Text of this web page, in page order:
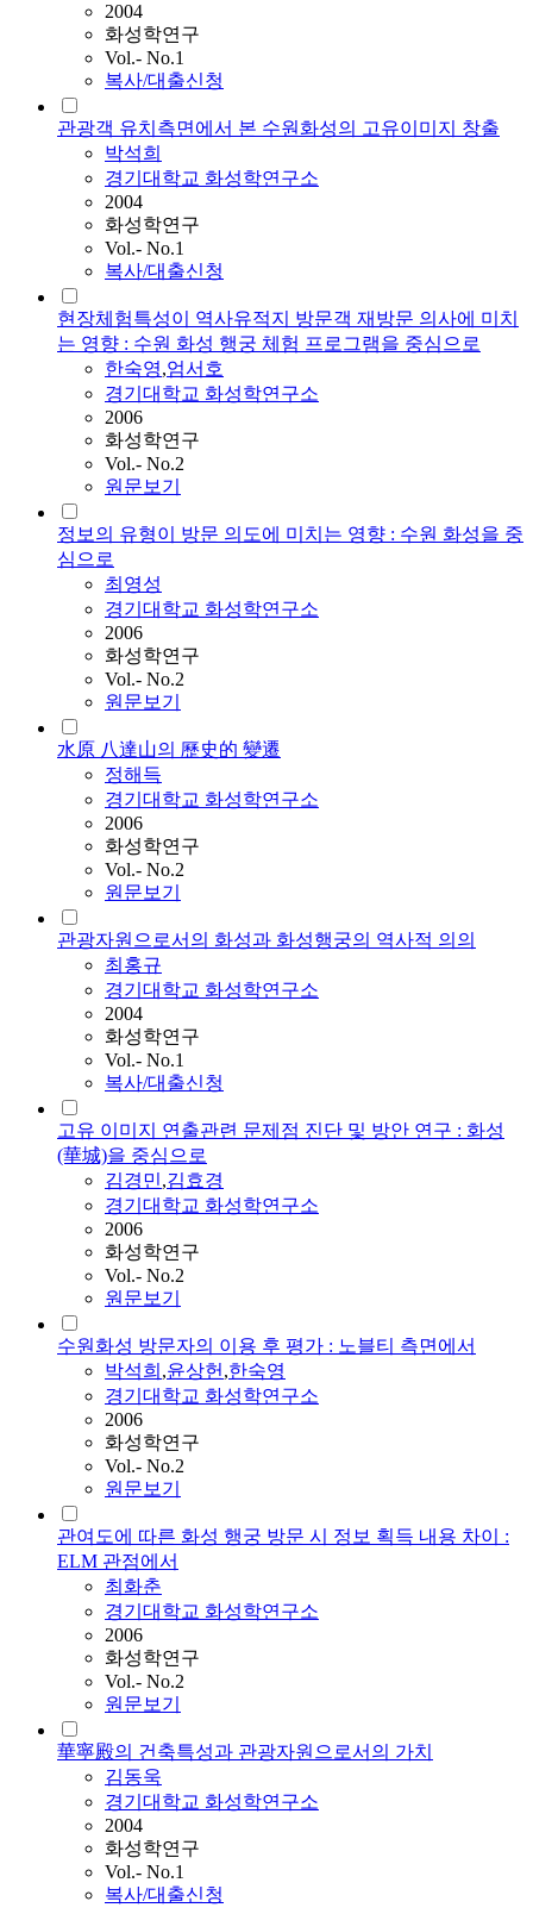
2004
화성학연구
Vol.- No.1
복사/대출신청
관광객 유치측면에서 본 수원화성의 고유이미지 창출
박석희
경기대학교 화성학연구소
2004
화성학연구
Vol.- No.1
복사/대출신청
현장체험특성이 역사유적지 방문객 재방문 의사에 미치
는 영향 : 수원 화성 행궁 체험 프로그램을 중심으로
한숙영,엄서호
경기대학교 화성학연구소
2006
화성학연구
Vol.- No.2
원문보기
정보의 유형이 방문 의도에 미치는 영향 : 수원 화성을 중
심으로
최영성
경기대학교 화성학연구소
2006
화성학연구
Vol.- No.2
원문보기
水原 八達山의 歷史的 變遷
정해득
경기대학교 화성학연구소
2006
화성학연구
Vol.- No.2
원문보기
관광자원으로서의 화성과 화성행궁의 역사적 의의
최홍규
경기대학교 화성학연구소
2004
화성학연구
Vol.- No.1
복사/대출신청
고유 이미지 연출관련 문제점 진단 및 방안 연구 : 화성
(華城)을 중심으로
김경민,김효경
경기대학교 화성학연구소
2006
화성학연구
Vol.- No.2
원문보기
수원화성 방문자의 이용 후 평가 : 노블티 측면에서
박석희 ,윤상헌,한숙영
경기대학교 화성학연구소
2006
화성학연구
Vol.- No.2
원문보기
관여도에 따른 화성 행궁 방문 시 정보 획득 내용 차이 :
ELM 관점에서
최화춘
경기대학교 화성학연구소
2006
화성학연구
Vol.- No.2
원문보기
華寧殿의 건축특성과 관광자원으로서의 가치
김동욱
경기대학교 화성학연구소
2004
화성학연구
Vol.- No.1
복사/대출신청